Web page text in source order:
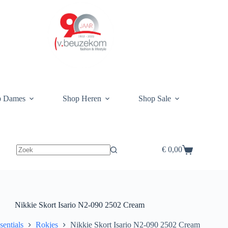
Dames Shop Heren Shop Sale
Winkelwagen
€0,00
Nikkie Skort Isario N2-090 2502 Cream
Rokjes Nikkie Skort Isario N2-090 2502 Cream